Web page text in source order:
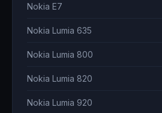
Nokia E7
Nokia Lumia 635
Nokia Lumia 800
Nokia Lumia 820
Nokia Lumia 920